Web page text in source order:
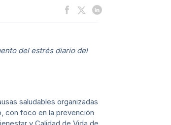
del estrés diario del
saludables organizadas
con foco en la prevención